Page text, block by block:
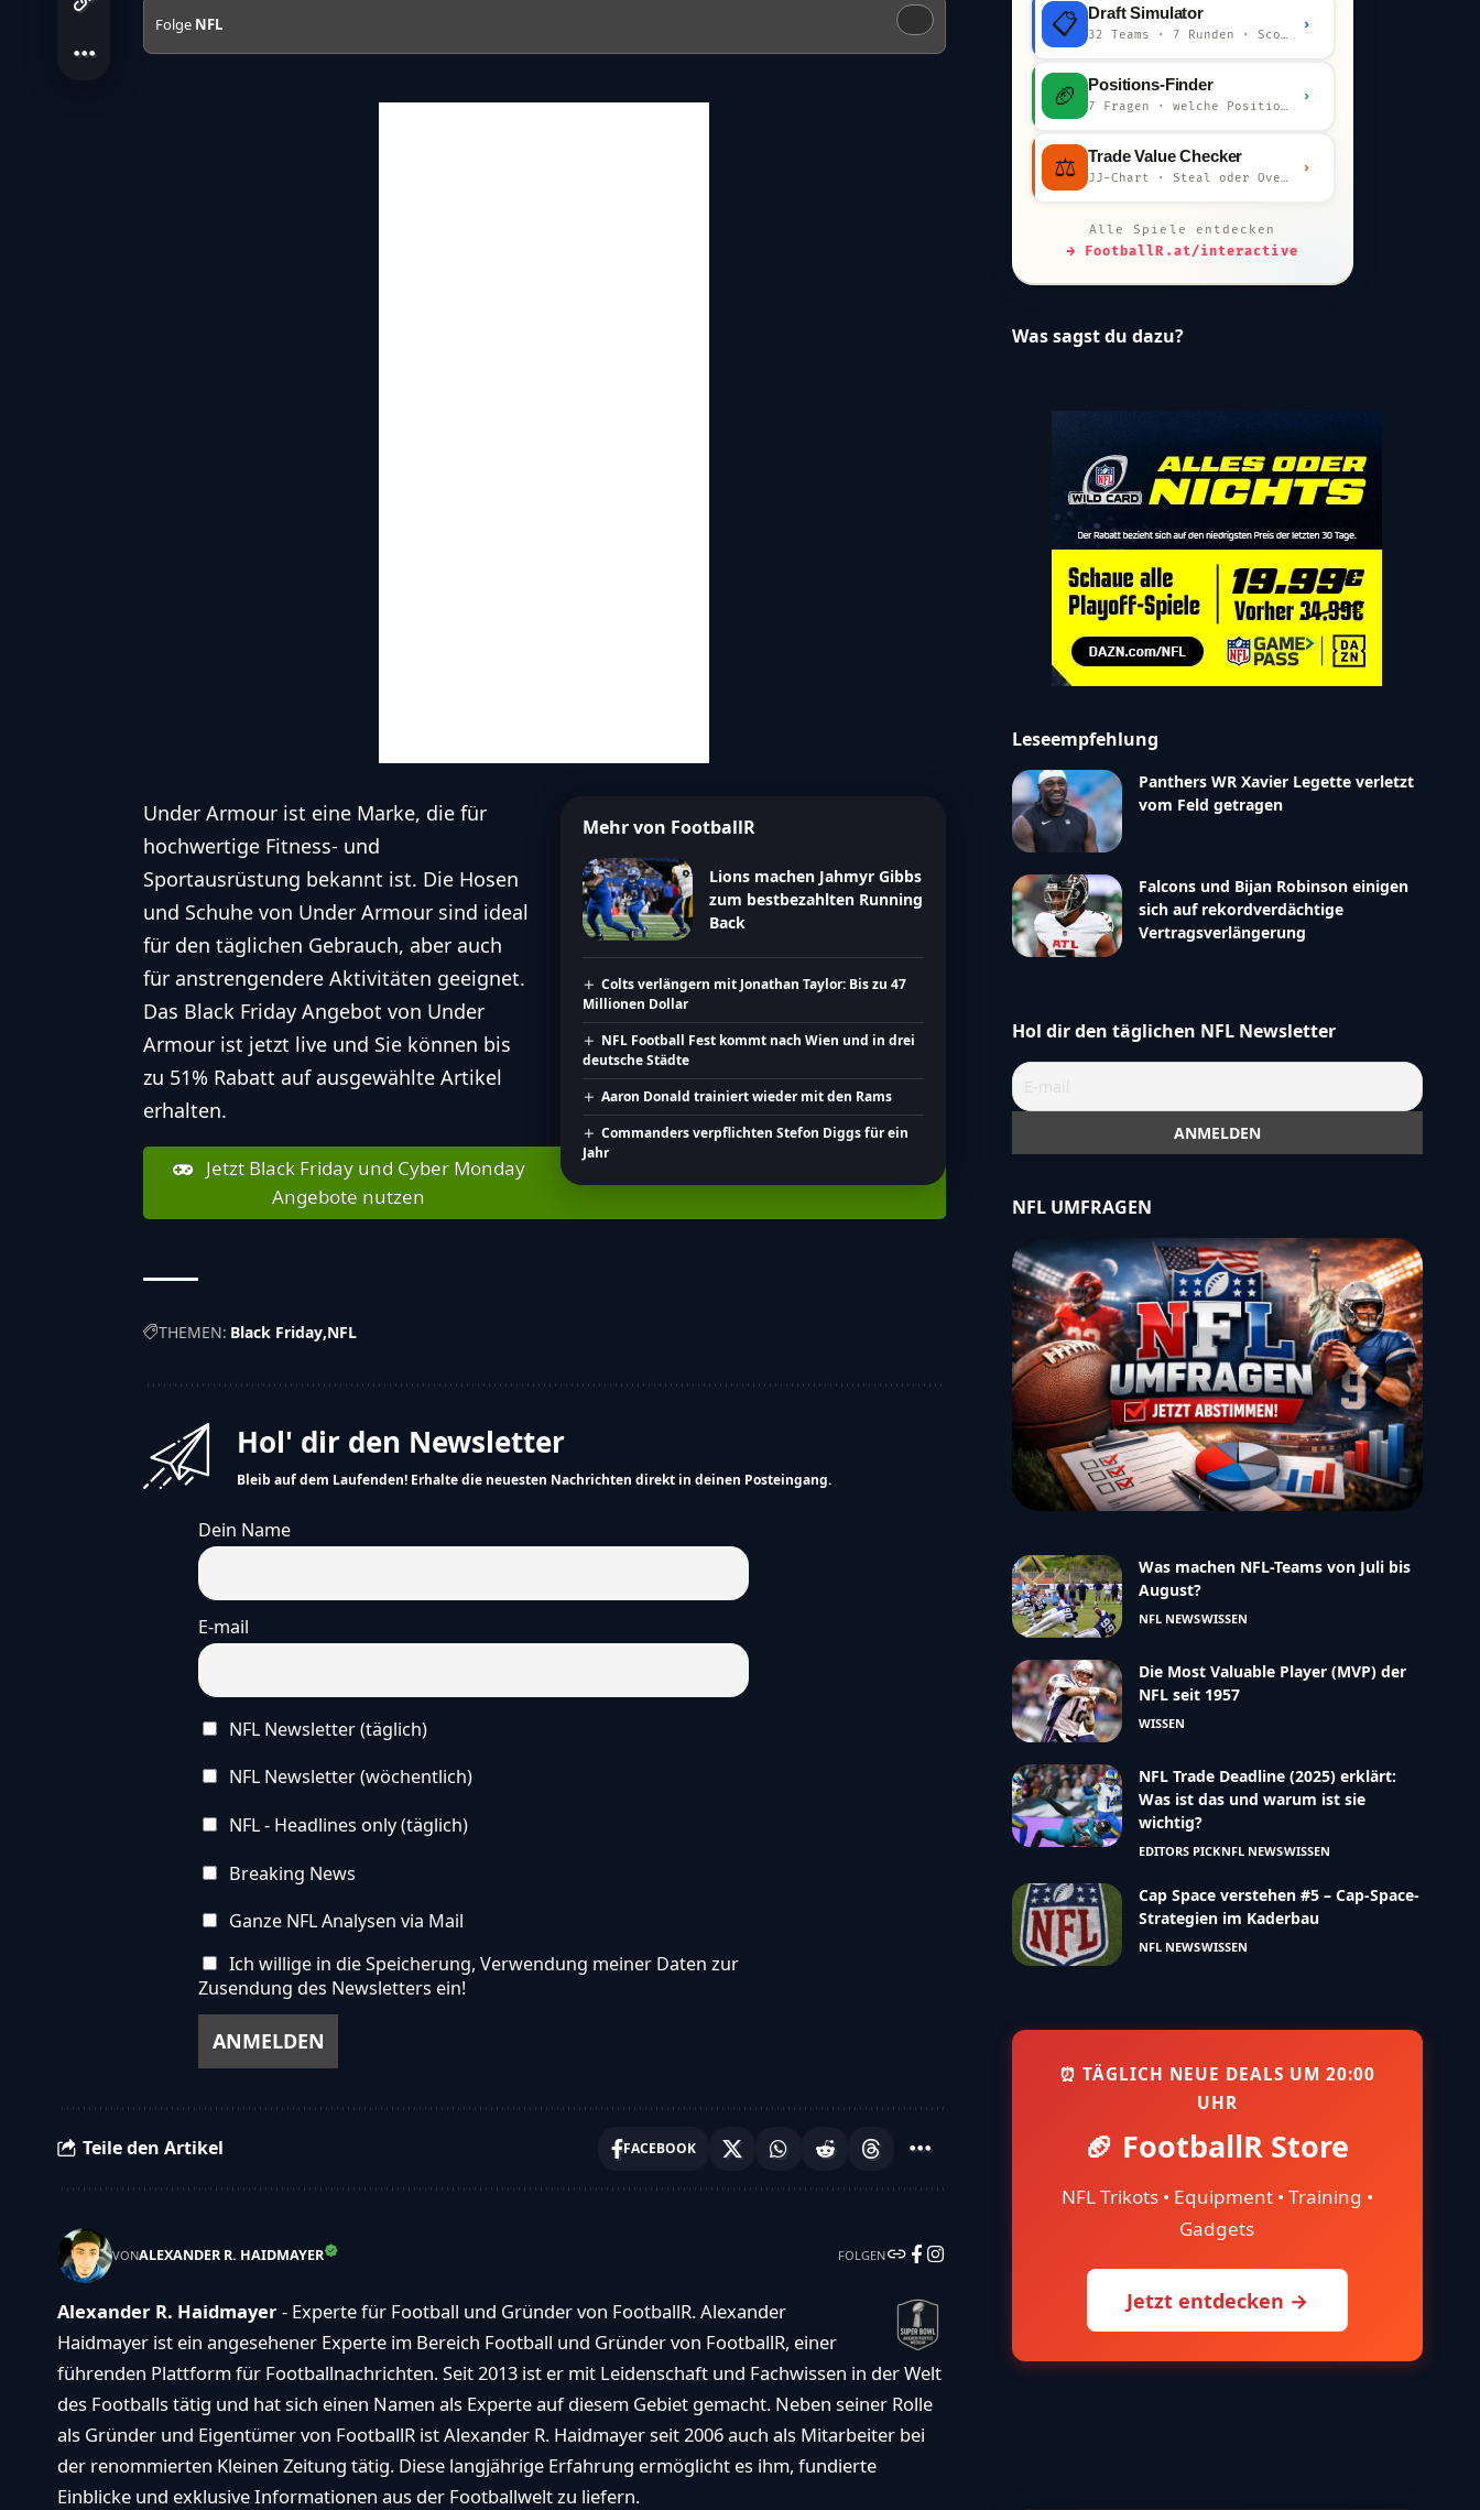
Folge NFL
Mehr von FootballR
Lions machen Jahmyr Gibbs
zum bestbezahlten Running
Back
Colts verlängern mit Jonathan Taylor: Bis zu 47
Millionen Dollar
NFL Football Fest kommt nach Wien und in drei
deutsche Städte
Aaron Donald trainiert wieder mit den Rams
Commanders verpflichten Stefon Diggs für ein
Jahr
Under Armour ist eine Marke, die für
hochwertige Fitness- und
Sportausrüstung bekannt ist. Die Hosen
und Schuhe von Under Armour sind ideal
für den täglichen Gebrauch, aber auch
für anstrengendere Aktivitäten geeignet.
Das Black Friday Angebot von Under
Armour ist jetzt live und Sie können bis
zu 51% Rabatt auf ausgewählte Artikel
erhalten.
Jetzt Black Friday und Cyber Monday
Angebote nutzen
THEMEN: Black Friday NFL
Hol' dir den Newsletter
Bleib auf dem Laufenden! Erhalte die neuesten Nachrichten direkt in deinen Posteingang.
Dein Name
E-mail
NFL Newsletter (täglich)
NFL Newsletter (wöchentlich)
NFL - Headlines only (täglich)
Breaking News
Ganze NFL Analysen via Mail
Ich willige in die Speicherung, Verwendung meiner Daten zur
Zusendung des Newsletters ein!
Teile den Artikel FACEBOOK
VONALEXANDER R. HAIDMAYER FOLGEN
Alexander R. Haidmayer- Experte für Football und Gründer von FootballR. Alexander
Haidmayer ist ein angesehener Experte im Bereich Football und Gründer von FootballR, einer
führenden Plattform für Footballnachrichten. Seit 2013 ist er mit Leidenschaft und Fachwissen in der Welt
des Footballs tätig und hat sich einen Namen als Experte auf diesem Gebiet gemacht. Neben seiner Rolle
als Gründer und Eigentümer von FootballR ist Alexander R. Haidmayer seit 2006 auch als Mitarbeiter bei
der renommierten Kleinen Zeitung tätig. Diese langjährige Erfahrung ermöglicht es ihm, fundierte
Einblicke und exklusive Informationen aus der Footballwelt zu liefern.
📋 Draft Simulator
32 Teams · 7 Runden · Scout-Kommentar
›
🏈 Positions-Finder
7 Fragen · welche Position bist du?
›
⚖️ Trade Value Checker
JJ-Chart · Steal oder Overpay?
›
Alle Spiele entdecken
→ FootballR.at/interactive
Was sagst du dazu?
Leseempfehlung
Panthers WR Xavier Legette verletzt
vom Feld getragen
Falcons und Bijan Robinson einigen
sich auf rekordverdächtige
Vertragsverlängerung
Hol dir den täglichen NFL Newsletter
NFL UMFRAGEN
Was machen NFL-Teams von Juli bis
August?
NFL NEWSWISSEN
Die Most Valuable Player (MVP) der
NFL seit 1957
WISSEN
NFL Trade Deadline (2025) erklärt:
Was ist das und warum ist sie
wichtig?
EDITORS PICKNFL NEWSWISSEN
Cap Space verstehen #5 – Cap-Space-
Strategien im Kaderbau
NFL NEWSWISSEN
⏰ TÄGLICH NEUE DEALS UM 20:00
UHR
🏈 FootballR Store
NFL Trikots • Equipment • Training •
Gadgets
Jetzt entdecken →